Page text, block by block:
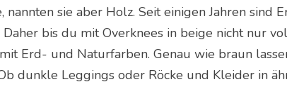
sie aber Holz. Seit einigen Jahren sind
bis du mit Overknees in beige nicht nur
Erd- und Naturfarben. Genau wie braun
dunkle Leggings oder Röcke und Kleider in